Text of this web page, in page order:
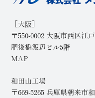
［大阪］
〒550-0002 大阪市西区江
肥後橋渡辺ビル5階
MAP
和田山工場
〒669-5265 兵庫県朝来市